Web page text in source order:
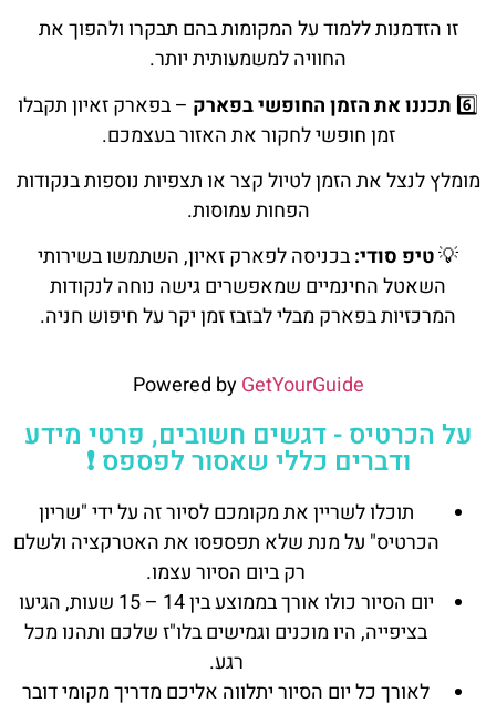
זו הזדמנות ללמוד על המקומות בהם תבקרו ולהפוך את
החוויה למשמעותית יותר.
6️⃣ תכננו את הזמן החופשי בפארק – בפארק זאיון תקבלו
זמן חופשי לחקור את האזור בעצמכם.
מומלץ לנצל את הזמן לטיול קצר או תצפיות נוספות בנקודות
הפחות עמוסות.
💡טיפ סודי:בכניסה לפארק זאיון, השתמשו בשירותי
השאטל החינמיים שמאפשרים גישה נוחה לנקודות
המרכזיות בפארק מבלי לבזבז זמן יקר על חיפוש חניה.
Powered byGetYourGuide
על הכרטיס - דגשים חשובים, פרטי מידע
ודברים כללי שאסור לפספס ❗
תוכלו לשריין את מקומכם לסיור זה על ידי "שריון
הכרטיס" על מנת שלא תפספסו את האטרקציה ולשלם
רק ביום הסיור עצמו.
יום הסיור כולו אורך בממוצע בין 14 – 15 שעות, הגיעו
בציפייה, היו מוכנים וגמישים בלו"ז שלכם ותהנו מכל
רגע.
לאורך כל יום הסיור יתלווה אליכם מדריך מקומי דובר